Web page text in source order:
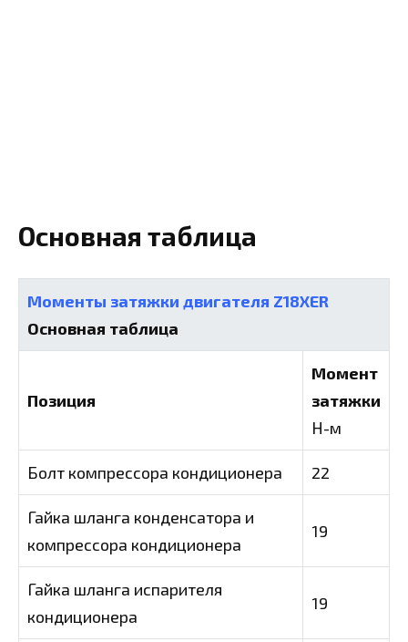
Основная таблица
Моменты затяжки двигателя Z18XER
Основная таблица
Позиция
Момент
затяжки
Н-м
Болт компрессора кондиционера 22
Гайка шланга конденсатора и
компрессора кондиционера
19
Гайка шланга испарителя
кондиционера
19